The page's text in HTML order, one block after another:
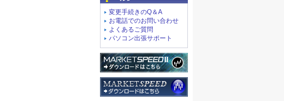
変更手続きのQ＆A
お電話でのお問い合わせ
よくあるご質問
パソコン出張サポート